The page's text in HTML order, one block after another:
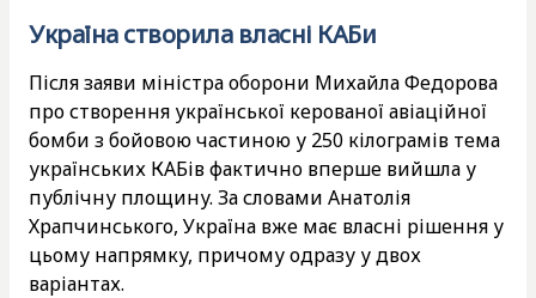
Україна створила власні КАБи
Після заяви міністра оборони Михайла Федорова
про створення української керованої авіаційної
бомби з бойовою частиною у 250 кілограмів тема
українських КАБів фактично вперше вийшла у
публічну площину. За словами Анатолія
Храпчинського, Україна вже має власні рішення у
цьому напрямку, причому одразу у двох
варіантах.